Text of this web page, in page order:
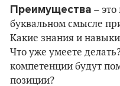
Преимущества –
буквальном смысле
Какие знания и
Что уже умеете
компетенции будут
позиции?